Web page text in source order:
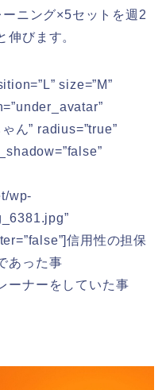
ニング×5セットを週2
伸びます。
size=”M”
ん” radius=”true”
wp-
信用性の担保
あった事
ーナーをしていた事